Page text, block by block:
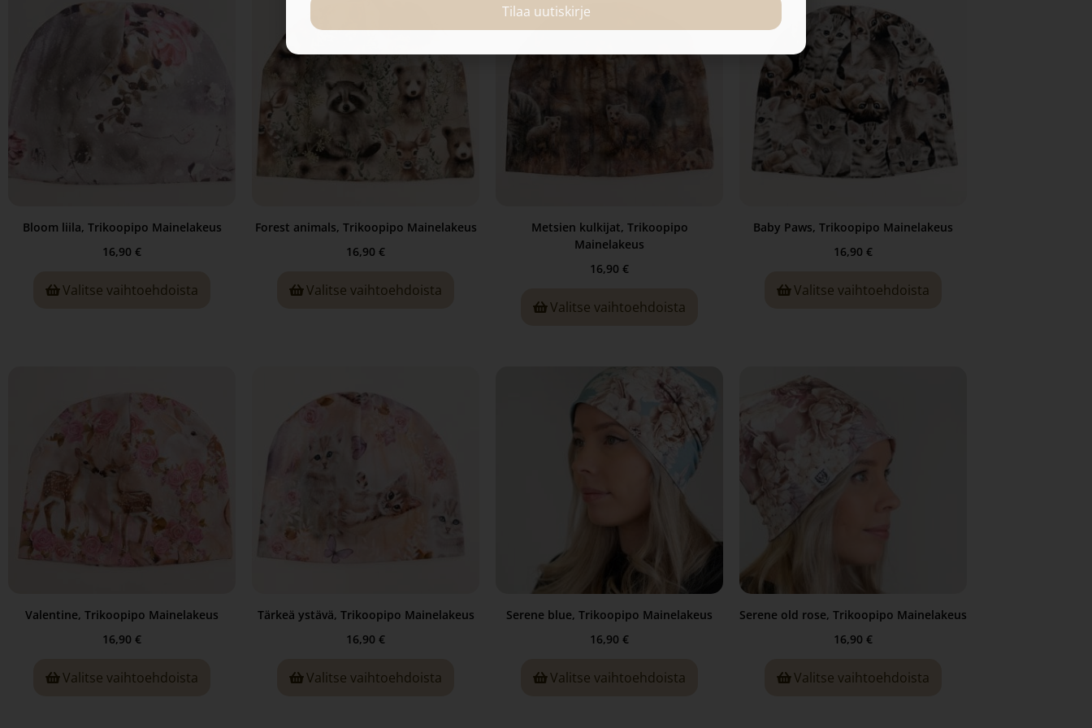
Bloom liila, Trikoopipo Mainelakeus
16,90 €
Valitse vaihtoehdoista
Forest animals, Trikoopipo Mainelakeus
16,90 €
Valitse vaihtoehdoista
Metsien kulkijat, Trikoopipo
Mainelakeus
16,90 €
Valitse vaihtoehdoista
Baby Paws, Trikoopipo Mainelakeus
16,90 €
Valitse vaihtoehdoista
Valentine, Trikoopipo Mainelakeus
16,90 €
Valitse vaihtoehdoista
Tärkeä ystävä, Trikoopipo Mainelakeus
16,90 €
Valitse vaihtoehdoista
Serene blue, Trikoopipo Mainelakeus
16,90 €
Valitse vaihtoehdoista
Serene old rose, Trikoopipo Mainelakeus
16,90 €
Valitse vaihtoehdoista
Tilaa uutiskirje